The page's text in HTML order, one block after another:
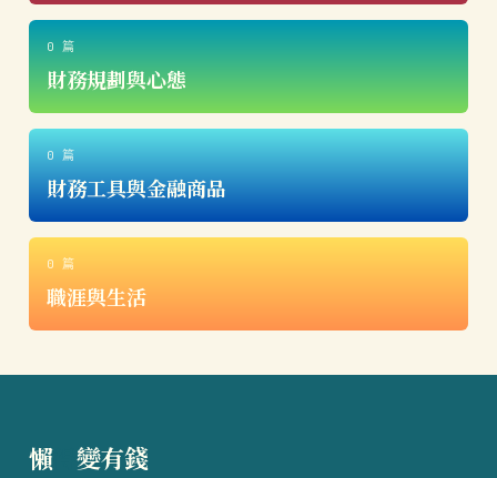
0 篇
財務規劃與心態
0 篇
財務工具與金融商品
0 篇
職涯與生活
懶得 變有錢